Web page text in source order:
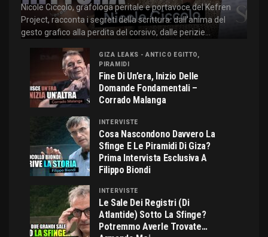
Nicole Ciccolo, grafologa peritale e portavoce del Kefren
Project, racconta i segreti della scrittura: dall'anima del
gesto grafico alla perdita del corsivo, dalle perizie...
GIZA LEAKS - ANTICO EGITTO,
PIRAMIDI
Fine Di Un’era, Inizio Delle
Domande Fondamentali –
Corrado Malanga
INTERVISTE
Cosa Nascondono Davvero La
Sfinge E Le Piramidi Di Giza?
Prima Intervista Esclusiva A
Filippo Biondi
INTERVISTE
Le Sale Dei Registri (di
Atlantide) Sotto La Sfinge?
Potremmo Averle Trovate…